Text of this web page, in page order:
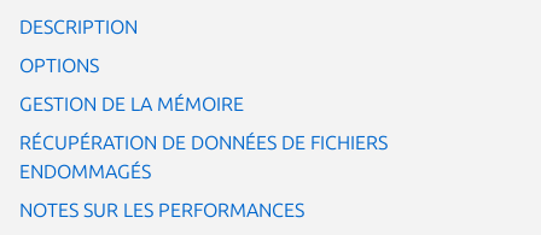
DESCRIPTION
OPTIONS
GESTION DE LA MÉMOIRE
RÉCUPÉRATION DE DONNÉES DE FICHIERS
ENDOMMAGÉS
NOTES SUR LES PERFORMANCES